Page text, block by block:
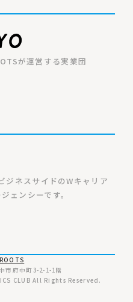
が運営する実業団
ジネスサイドのWキャリア
ェンシーです。
市府中町3-2-1-1階
CLUB All Rights Reserved.